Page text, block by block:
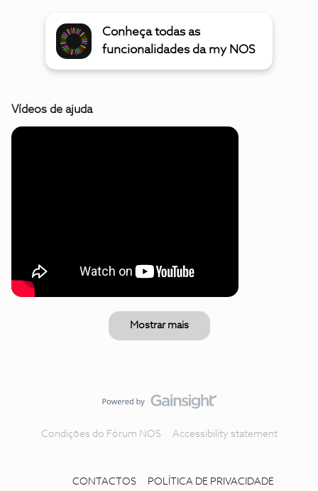
Conheça todas as
funcionalidades da my NOS
Vídeos de ajuda
Mostrar mais
Condições do Fórum NOS Accessibility statement
CONTACTOS POLÍTICA DE PRIVACIDADE